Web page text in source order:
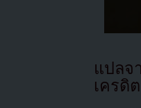
แปล
เครดิ